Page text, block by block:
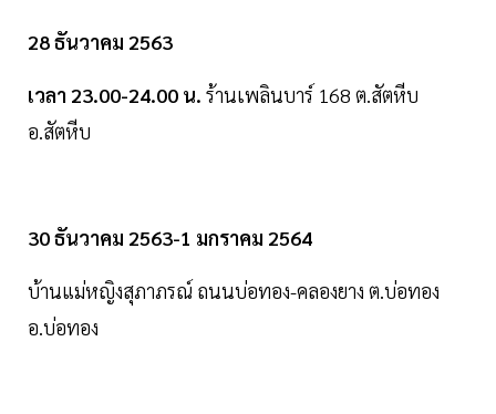
28 ธันวาคม 2563
เวลา 23.00-24.00 น. ร้านเพลินบาร์ 168 ต.สัตหีบ
อ.สัตหีบ
30 ธันวาคม 2563-1 มกราคม 2564
บ้านแม่หญิงสุภาภรณ์ ถนนบ่อทอง-คลองยาง ต.บ่อทอง
อ.บ่อทอง